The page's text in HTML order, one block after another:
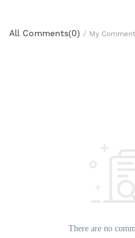
All Comments(0) / My
There are no